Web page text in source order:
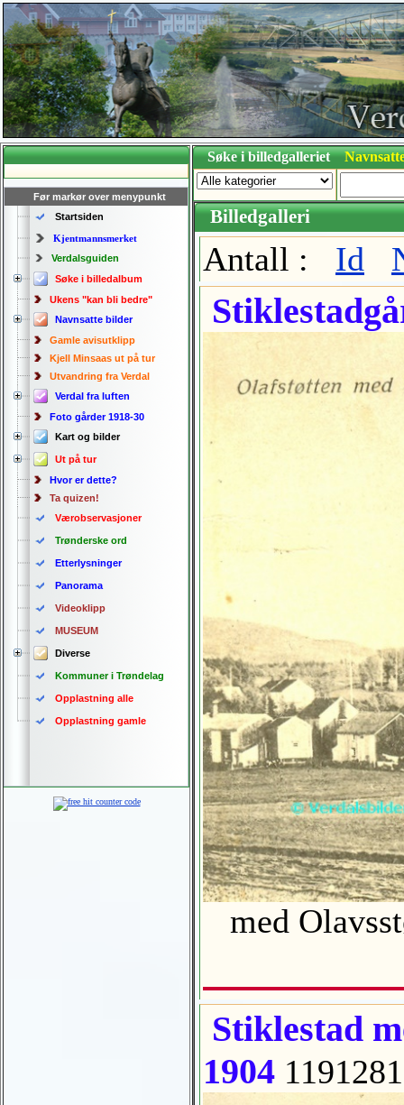
Før markør over menypunkt
Startsiden
Kjentmannsmerket
Verdalsguiden
Søke i billedalbum
Ukens "kan bli bedre"
Navnsatte bilder
Gamle avisutklipp
Kjell Minsaas ut på tur
Utvandring fra Verdal
Verdal fra luften
Foto gårder 1918-30
Kart og bilder
Ut på tur
Hvor er dette?
Ta quizen!
Værobservasjoner
Trønderske ord
Etterlysninger
Panorama
Videoklipp
MUSEUM
Diverse
Kommuner i Trøndelag
Opplastning alle
Opplastning gamle
Søke i billedgalleriet
Billedgalleri
Antall : Id
med
Stiklestad
1904